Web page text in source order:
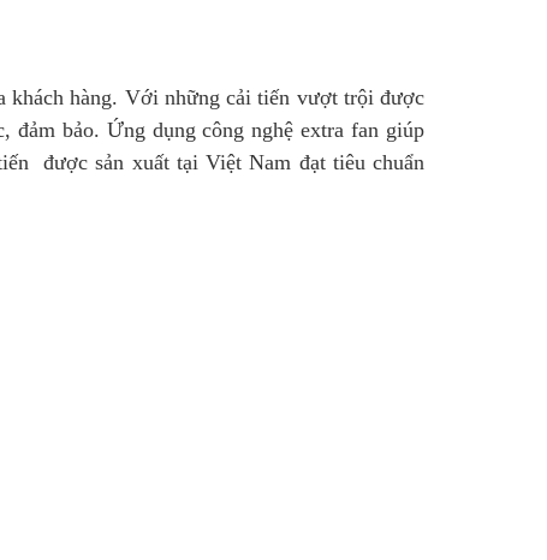
khách hàng. Với những cải tiến vượt trội được
bảo. Ứng dụng công nghệ extra fan giúp
được sản xuất tại Việt Nam đạt tiêu chuẩn